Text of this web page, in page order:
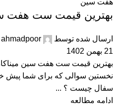
هفت سین
بهترین قیمت ست هفت
ارسال شده توسط
ahmadpoor
21 بهمن 1402
بهترین قیمت ست هفت سین
نخستین سوالی که برای شما پیش
سفال چیست ؟ ...
ادامه مطالعه